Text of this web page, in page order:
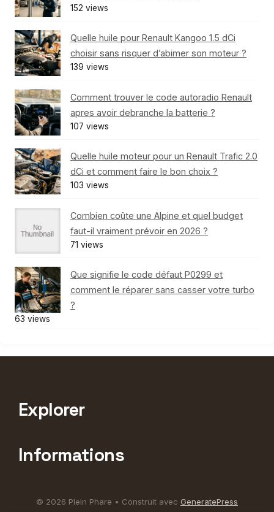
152 views
Quelle huile pour Renault Kangoo 1.5 dCi
choisir sans risquer d’abimer son moteur ?
139 views
Comment trouver le code autoradio Renault
apres avoir debranche la batterie ?
107 views
Quelle huile moteur pour un Renault Trafic 2.0
dCi et comment faire le bon choix ?
103 views
Combien coûte une Alpine et quel budget
faut-il vraiment prévoir en 2026 ?
71 views
Que signifie le code défaut P0299 et
comment le réparer sans casser votre turbo
?
63 views
Explorer
Informations
© 2026 Plein Phare • Construit avec GeneratePress